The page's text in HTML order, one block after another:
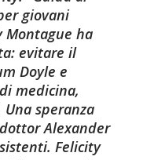
giovani
Montague ha
evitare il
Doyle e
medicina,
speranza
Alexander
Felicity